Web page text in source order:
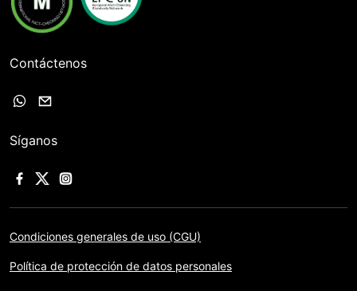
Contáctenos
Síganos
Condiciones generales de uso (CGU)
Política de protección de datos personales